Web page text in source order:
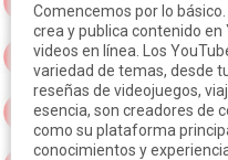
Comencemos por lo
crea y publica contenido
videos en línea. Los
variedad de temas, desde
reseñas de videojuegos,
esencia, son creadores de
como su plataforma
conocimientos y